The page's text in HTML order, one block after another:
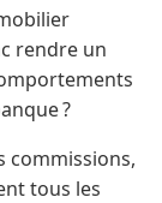
rendre un
?
commissions,
tous les